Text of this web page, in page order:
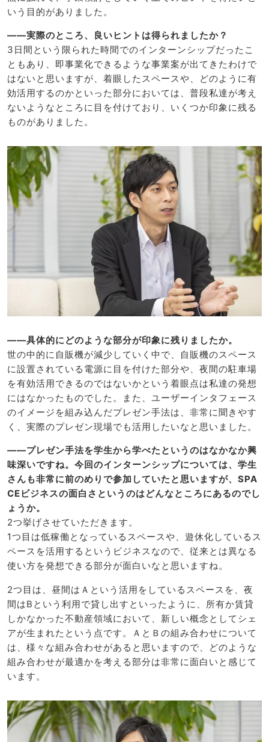
いう目的がありました。
――実際のところ、良いヒントは得られましたか？
3日間という限られた時間でのインターンシップだったこ
ともあり、即事業化できるような事業案が出てきたわけで
はないと思いますが、着眼したスペースや、どのように有
効活用するのかといった部分においては、普段私達が考え
ないようなところに目を付けており、いくつか印象に残る
ものがありました。
――具体的にどのような部分が印象に残りましたか。
世の中的に自販機が減少していく中で、自販機のスペース
に設置されている電源に目を付けた部分や、夜間の駐車場
を有効活用できるのではないかという着眼点は私達の発想
にはなかったものでした。また、ユーザーインタフェース
のイメージを組み込んだプレゼン手法は、非常に聞きやす
く、実際のプレゼン現場でも活用したいなと思いました。
――プレゼン手法を学生から学べたというのはなかなか興
味深いですね。今回のインターンシップについては、学生
さんも非常に前のめりで参加していたと思いますが、SPA
CEビジネスの面白さというのはどんなところにあるのでし
ょうか。
2つ挙げさせていただきます。
1つ目は低稼働となっているスペースや、遊休化しているス
ペースを活用するというビジネスなので、従来とは異なる
使い方を発想できる部分が面白いなと思いますね。
2つ目は、昼間はＡという活用をしているスペースを、夜
間はBという利用で貸し出すといったように、所有か賃貸
しかなかった不動産領域において、新しい概念としてシェ
アが生まれたという点です。ＡとＢの組み合わせについて
は、様々な組み合わせがあると思いますので、どのような
組み合わせが最適かを考える部分は非常に面白いと感じて
います。